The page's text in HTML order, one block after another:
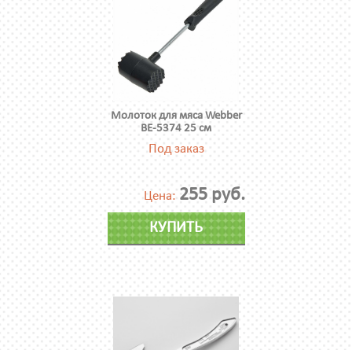
Молоток для мяса Webber
BE-5374 25 см
Под заказ
Цена: 255 руб.
КУПИТЬ